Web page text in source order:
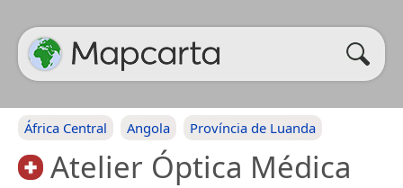
África Central Angola Província de Luanda
Atelier Óptica Médica